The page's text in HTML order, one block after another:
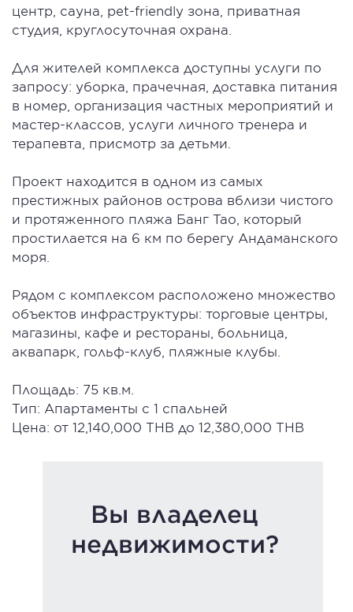
центр, сауна, pet-friendly зона, приватная
студия, круглосуточная охрана.
Для жителей комплекса доступны услуги по
запросу: уборка, прачечная, доставка питания
в номер, организация частных мероприятий и
мастер-классов, услуги личного тренера и
терапевта, присмотр за детьми.
Проект находится в одном из самых
престижных районов острова вблизи чистого
и протяженного пляжа Банг Тао, который
простилается на 6 км по берегу Андаманского
моря.
Рядом с комплексом расположено множество
объектов инфраструктуры: торговые центры,
магазины, кафе и рестораны, больница,
аквапарк, гольф-клуб, пляжные клубы.
Площадь: 75 кв.м.
Тип: Апартаменты с 1 спальней
Цена: от 12,140,000 THB до 12,380,000 THB
Вы владелец
недвижимости?